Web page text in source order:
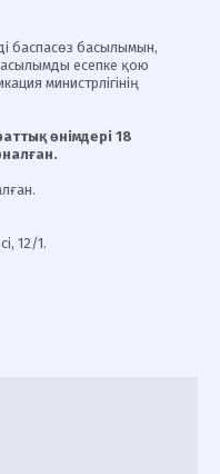
баспасөз басылымын,
есепке қою
министрлігінің
өнімдері 18
12/1.